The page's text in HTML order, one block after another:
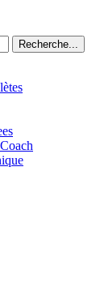
Recherche...